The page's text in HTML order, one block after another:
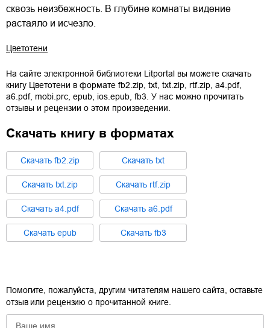
сквозь неизбежность. В глубине комнаты видение
растаяло и исчезло.
Цветотени
На сайте электронной библиотеки Litportal вы можете скачать
книгу Цветотени в формате fb2.zip txt txt.zip rtf.zip a4.pdf,
a6.pdf, mobi.prc epub ios.epub fb3 . У нас можно прочитать
отзывы и рецензии о этом произведении.
Скачать книгу в форматах
Cкачать fb2.zip Cкачать txt
Cкачать txt.zip Cкачать rtf.zip
Cкачать a4.pdf Cкачать a6.pdf
Cкачать epub Cкачать fb3
Помогите, пожалуйста, другим читателям нашего сайта, оставьте
отзыв или рецензию о прочитанной книге.